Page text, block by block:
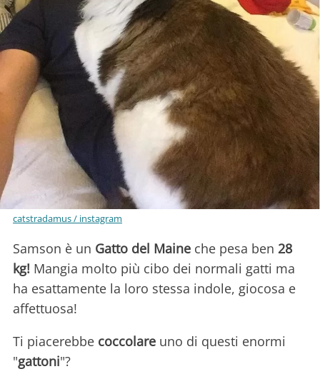
catstradamus / instagram
Samson è un Gatto del Maine che pesa ben 28
kg! Mangia molto più cibo dei normali gatti ma
ha esattamente la loro stessa indole, giocosa e
affettuosa!
Ti piacerebbe coccolare uno di questi enormi
"gattoni"?